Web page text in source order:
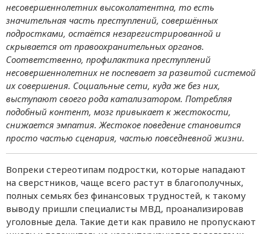
несовершеннолетних высоколатентна, то есть
значительная часть преступлений, совершённых
подростками, остаётся незарегистрированной и
скрывается от правоохранительных органов.
Соответственно, профилактика преступлений
несовершеннолетних не поспевает за развитой системой
их совершения. Социальные сети, куда же без них,
выступают своего рода катализатором. Потребляя
подобный контент, мозг привыкает к жестокости,
снижается эмпатия. Жестокое поведение становится
просто частью сценария, частью повседневной жизни.
Вопреки стереотипам подростки, которые нападают
на сверстников, чаще всего растут в благополучных,
полных семьях без финансовых трудностей, к такому
выводу пришли специалисты МВД, проанализировав
уголовные дела. Такие дети как правило не пропускают